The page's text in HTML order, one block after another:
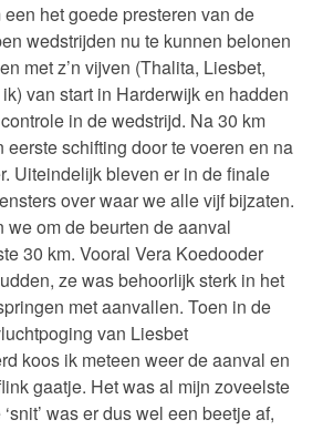
het goede presteren van de
wedstrijden nu te kunnen belonen
met z’n vijven (Thalita, Liesbet,
van start in Harderwijk en hadden
in de wedstrijd. Na 30 km
eerste schifting door te voeren en na
Uiteindelijk bleven er in de finale
over waar we alle vijf bijzaten.
we om de beurten de aanval
30 km. Vooral Vera Koedooder
ze was behoorlijk sterk in het
met aanvallen. Toen in de
van Liesbet
koos ik meteen weer de aanval en
gaatje. Het was al mijn zoveelste
was er dus wel een beetje af,